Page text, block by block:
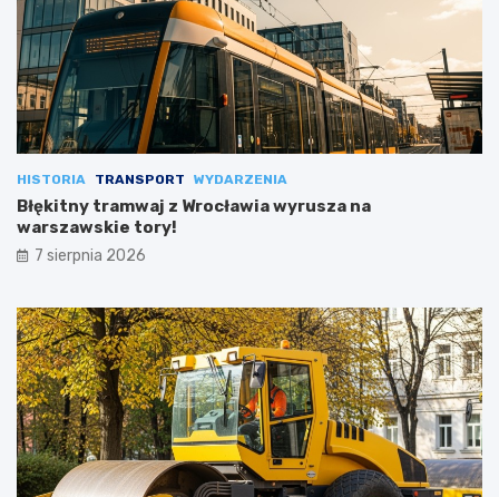
HISTORIA TRANSPORT WYDARZENIA
Błękitny tramwaj z Wrocławia wyrusza na
warszawskie tory!
7 sierpnia 2026